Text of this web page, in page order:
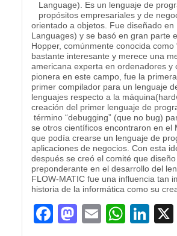
Language). Es un lenguaje de
propósitos empresariales y de
orientado a objetos. Fue diseñado
Languages) y se basó en gran parte
Hopper, comúnmente conocida
bastante interesante y merece una
americana experta en ordenadores
pionera en este campo, fue la
primer compilador para un lenguaje
lenguajes respecto a la
creación del primer lenguaje de
término “debugging” (que no bug)
se otros científicos encontraron en el
que podía crearse un lenguaje de
aplicaciones de negocios. Con esta
después se creó el comité que
preponderante en el desarrollo del
FLOW-MATIC fue una influencia tan
historia de la informática como su
Facebook
Mastodon
Email